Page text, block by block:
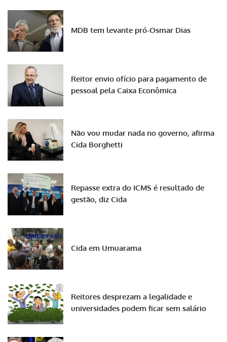
MDB tem levante pró-Osmar Dias
Reitor envio ofício para pagamento de
pessoal pela Caixa Econômica
Não vou mudar nada no governo, afirma
Cida Borghetti
Repasse extra do ICMS é resultado de
gestão, diz Cida
Cida em Umuarama
Reitores desprezam a legalidade e
universidades podem ficar sem salário